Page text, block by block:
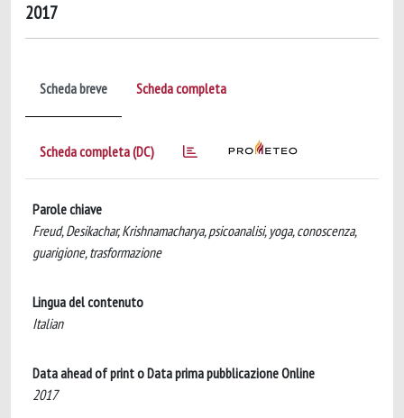
2017
Scheda breve Scheda completa
Scheda completa (DC)
Parole chiave
Freud, Desikachar, Krishnamacharya, psicoanalisi, yoga, conoscenza,
guarigione, trasformazione
Lingua del contenuto
Italian
Data ahead of print o Data prima pubblicazione Online
2017